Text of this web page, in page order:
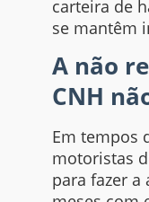
carteira de
se mantêm
A não
CNH
Em tempos
motoristas
para fazer a